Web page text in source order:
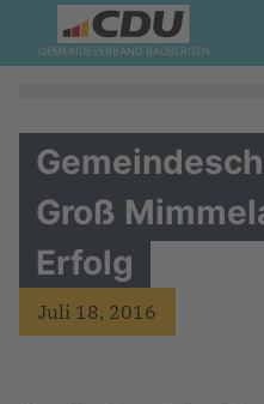
GEMEINDEVERBAND BADBERGEN
Groß
Erfolg
Juli 18, 2016